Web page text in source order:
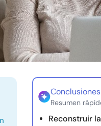
Resumen
Reconstruir